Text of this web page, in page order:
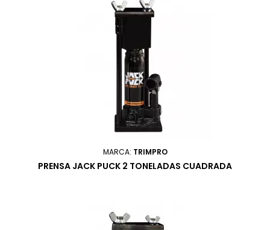
MARCA: TRIMPRO
PRENSA JACK PUCK 2 TONELADAS CUADRADA